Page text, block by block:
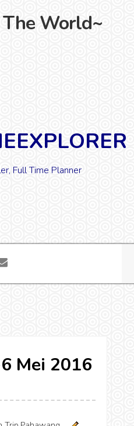
The World~
Full Time Planner
Mei 2016